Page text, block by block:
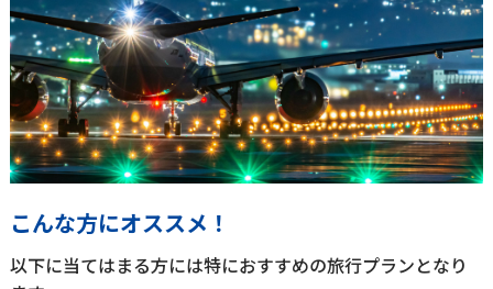
こんな方にオススメ！
以下に当てはまる方には特におすすめの旅行プランとなり